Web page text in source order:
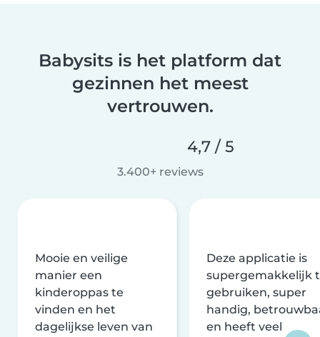
Babysits is het platform dat
gezinnen het meest
vertrouwen.
4,7 / 5
3.400+ reviews
Mooie en veilige
manier een
kinderoppas te
vinden en het
dagelijkse leven van
Deze applicatie is
supergemakkelijk
gebruiken, super
handig,
en heeft veel